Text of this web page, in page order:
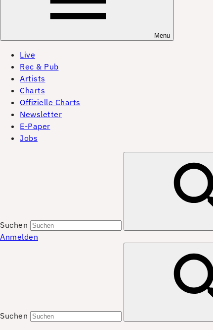
Menu
Live
Rec & Pub
Artists
Charts
Offizielle Charts
Newsletter
E-Paper
Jobs
Suchen
Anmelden
Suchen